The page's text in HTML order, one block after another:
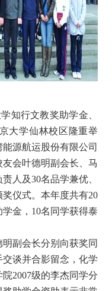
知行文教奖助学金、
大学仙林校区隆重举
源航运股份有限公司
会叶德明副会长、马
人及30名品学兼优、
仪式。本年度共有20
金，10名同学获得泰
副会长分别向获奖同
谈并合影留念，化学
2007级的李杰同学分